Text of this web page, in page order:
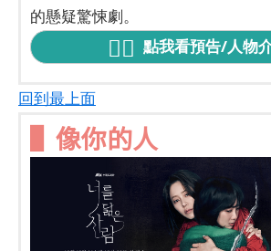
的懸疑驚悚劇。
點我看預告/人物
回到最上面
▌像你的人